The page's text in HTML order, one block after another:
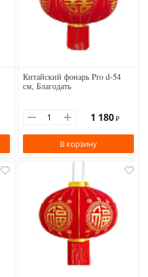
Китайский фонарь Pro d-54
см, Благодать
1 180 ₽
В корзину